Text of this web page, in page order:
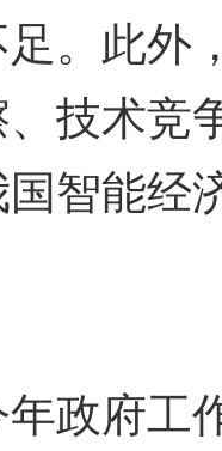
。此外
技术竞
智能经
府工